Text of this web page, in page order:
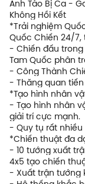
Anh Tào Bị Ca -
Không Hồi Kết
*Trải nghiệm
Quốc Chiến 24/
- Chiến đấu trong
Tam Quốc phân
- Công Thành
- Thăng quan
*Tạo hình nhân
- Tạo hình nhân
giải trí cực mạnh.
- Quy tụ rất
*Chiến thuật đa
- 10 tướng xuất
4x5 tạo chiến
- Xuất trận tướng